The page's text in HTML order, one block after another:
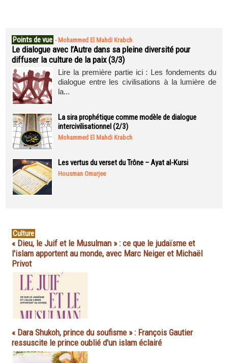
Points de vue - Mohammed El Mahdi Krabch
Le dialogue avec l’Autre dans sa pleine diversité pour
diffuser la culture de la paix (3/3)
Lire la première partie ici : Les fondements du
dialogue entre les civilisations à la lumière de
la...
La sira prophétique comme modèle de dialogue
intercivilisationnel (2/3)
Mohammed El Mahdi Krabch
Les vertus du verset du Trône – Ayat al-Kursi
Housman Omarjee
Culture
« Dieu, le Juif et le Musulman » : ce que le judaïsme et
l'islam apportent au monde, avec Marc Neiger et Michaël
Privot
« Dara Shukoh, prince du soufisme » : François Gautier
ressuscite le prince oublié d'un islam éclairé